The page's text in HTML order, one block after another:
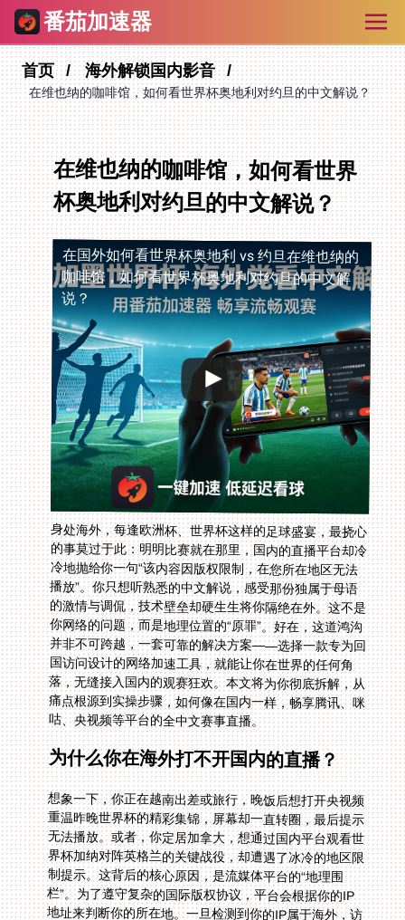
番茄加速器
首页 海外解锁国内影音
在维也纳的咖啡馆，如何看世界杯奥地利对约旦的中文解说？
在维也纳的咖啡馆，如何看世界
杯奥地利对约旦的中文解说？
在国外如何看世界杯奥地利 vs 约旦在维也纳的
咖啡馆，如何看世界杯奥地利对约旦的中文解
说？
身处海外，每逢欧洲杯、世界杯这样的足球盛宴，最挠心
的事莫过于此：明明比赛就在那里，国内的直播平台却冷
冷地抛给你一句“该内容因版权限制，在您所在地区无法
播放”。你只想听熟悉的中文解说，感受那份独属于母语
的激情与调侃，技术壁垒却硬生生将你隔绝在外。这不是
你网络的问题，而是地理位置的“原罪”。好在，这道鸿沟
并非不可跨越，一套可靠的解决方案——选择一款专为回
国访问设计的网络加速工具，就能让你在世界的任何角
落，无缝接入国内的观赛狂欢。本文将为你彻底拆解，从
痛点根源到实操步骤，如何像在国内一样，畅享腾讯、咪
咕、央视频等平台的全中文赛事直播。
为什么你在海外打不开国内的直播？
想象一下，你正在越南出差或旅行，晚饭后想打开央视频
重温昨晚世界杯的精彩集锦，屏幕却一直转圈，最后提示
无法播放。或者，你定居加拿大，想通过国内平台观看世
界杯加纳对阵英格兰的关键战役，却遭遇了冰冷的地区限
制提示。这背后的核心原因，是流媒体平台的“地理围
栏”。为了遵守复杂的国际版权协议，平台会根据你的IP
地址来判断你的所在地。一旦检测到你的IP属于海外，访
问就会被拦截。你的网络链路需要跨越千山万水，不仅延
迟高，还极易在关键节点被“墙”或限制。这时，你需要的
是一个能提供国内原生IP地址、并且线路足够稳定的“桥